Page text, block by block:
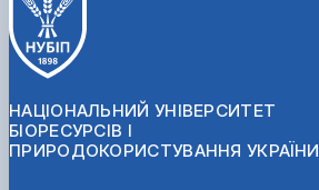
НАЦІОНАЛЬНИЙ УНІВЕРСИТЕТ
БІОРЕСУРСІВ І
ПРИРОДОКОРИСТУВАННЯ УКРАЇНИ